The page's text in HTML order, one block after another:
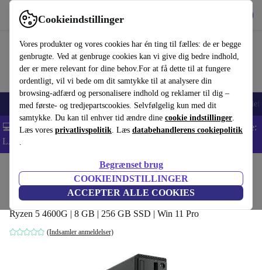
Cookieindstillinger
Vores produkter og vores cookies har én ting til fælles: de er begge
genbrugte. Ved at genbruge cookies kan vi give dig bedre indhold,
der er mere relevant for dine behov.For at få dette til at fungere
ordentligt, vil vi bede om dit samtykke til at analysere din
browsing-adfærd og personalisere indhold og reklamer til dig –
med første- og tredjepartscookies. Selvfølgelig kun med dit
samtykke. Du kan til enhver tid ændre dine cookie indstillinger.
Læs vores privatlivspolitik. Læs databehandlerens cookiepolitik
.
Begrænset brug
COOKIEINDSTILLINGER
ACCEPTER ALLE COOKIES
Brug refurbed hurtigt og nemt
Smartphones Bærbare Tablets Smartwatches Tilbehør
💻 Ekstra 5% rabat på alle MacBooks og bærbare computere - Kode:
LAPTOP5 -
Desktop PCs Lenovo Desktops
Lenovo ThinkCentre M75s SFF
Ryzen 5 4600G | 8 GB | 256 GB SSD | Win 11 Pro
(Indsamler anmeldelser)